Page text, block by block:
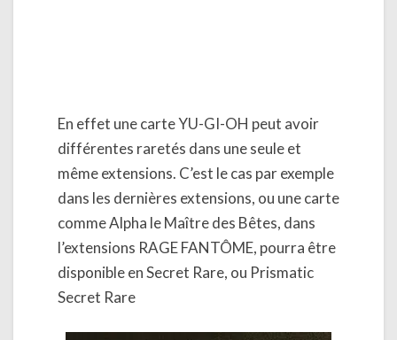
En effet une carte YU-GI-OH peut avoir
différentes raretés dans une seule et
même extensions. C’est le cas par exemple
dans les dernières extensions, ou une carte
comme Alpha le Maître des Bêtes, dans
l’extensions RAGE FANTÔME, pourra être
disponible en Secret Rare, ou Prismatic
Secret Rare